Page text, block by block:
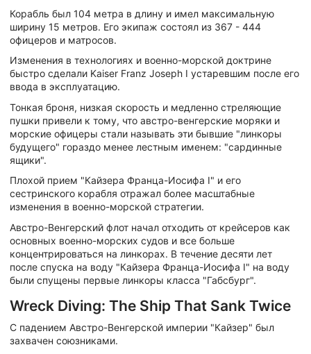
Корабль был 104 метра в длину и имел максимальную
ширину 15 метров. Его экипаж состоял из 367 - 444
офицеров и матросов.
Изменения в технологиях и военно-морской доктрине
быстро сделали Kaiser Franz Joseph I устаревшим после его
ввода в эксплуатацию.
Тонкая броня, низкая скорость и медленно стреляющие
пушки привели к тому, что австро-венгерские моряки и
морские офицеры стали называть эти бывшие "линкоры
будущего" гораздо менее лестным именем: "сардинные
ящики".
Плохой прием "Кайзера Франца-Иосифа I" и его
сестринского корабля отражал более масштабные
изменения в военно-морской стратегии.
Австро-Венгерский флот начал отходить от крейсеров как
основных военно-морских судов и все больше
концентрироваться на линкорах. В течение десяти лет
после спуска на воду "Кайзера Франца-Иосифа I" на воду
были спущены первые линкоры класса "Габсбург".
Wreck Diving: The Ship That Sank Twice
С падением Австро-Венгерской империи "Кайзер" был
захвачен союзниками.